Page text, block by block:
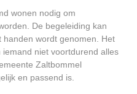
wonen nodig om
De begeleiding kan
handen wordt genomen. Het
niet voortdurend alles
Zaltbommel
en passend is.